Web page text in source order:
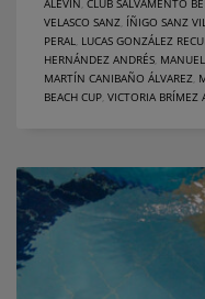
VELASCO SANZ ÍÑIGO SANZ
PERAL
LUCAS GONZÁLEZ
HERNÁNDEZ ANDRÉS
MARTÍN CANIBAÑO ÁLVAREZ
BEACH CUP VICTORIA BRÍMEZ